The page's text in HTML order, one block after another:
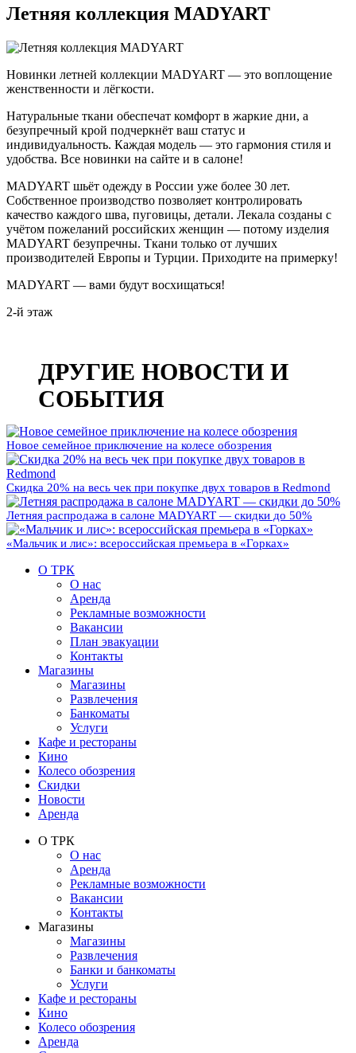
Летняя коллекция MADYART
Новинки летней коллекции MADYART — это воплощение
женственности и лёгкости.
Натуральные ткани обеспечат комфорт в жаркие дни, а
безупречный крой подчеркнёт ваш статус и
индивидуальность. Каждая модель — это гармония стиля и
удобства. Все новинки на сайте и в салоне!
MADYART шьёт одежду в России уже более 30 лет.
Собственное производство позволяет контролировать
качество каждого шва, пуговицы, детали. Лекала созданы с
учётом пожеланий российских женщин — потому изделия
MADYART безупречны. Ткани только от лучших
производителей Европы и Турции. Приходите на примерку!
MADYART — вами будут восхищаться!
2-й этаж
ДРУГИЕ НОВОСТИ И
СОБЫТИЯ
Новое семейное приключение на колесе обозрения
Скидка 20% на весь чек при покупке двух товаров в Redmond
Летняя распродажа в салоне MADYART — скидки до 50%
«Мальчик и лис»: всероссийская премьера в «Горках»
О ТРК
О нас
Аренда
Рекламные возможности
Вакансии
План эвакуации
Контакты
Магазины
Магазины
Развлечения
Банкоматы
Услуги
Кафе и рестораны
Кино
Колесо обозрения
Скидки
Новости
Аренда
О ТРК
О нас
Аренда
Рекламные возможности
Вакансии
Контакты
Магазины
Магазины
Развлечения
Банки и банкоматы
Услуги
Кафе и рестораны
Кино
Колесо обозрения
Аренда